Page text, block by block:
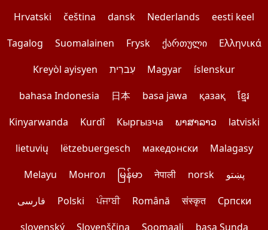
Hrvatski
čeština dansk Nederlands
eesti keel
Tagalog
Suomalainen Frysk ქართული
Ελληνικά
Kreyòl ayisyen
עִברִית Magyar
íslenskur
bahasa Indonesia
日本 basa jawa қазақ
ខ្មែរ
Kinyarwanda
Kurdî Кыргызча ພາສາລາວ
latviski
lietuvių
lëtzebuergesch македонски
Malagasy
Melayu
Монгол မြန်မာ नेपाली norsk
پښتو
فارسی
Polski ਪੰਜਾਬੀ Română संस्कृत
Српски
slovenský
Slovenščina Soomaali basa Sunda